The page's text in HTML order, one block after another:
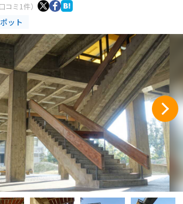
コミ1件）
ット